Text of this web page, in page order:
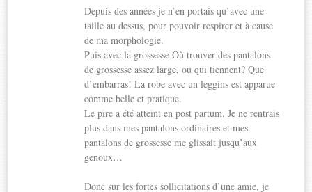
Depuis des années je n’en portais qu’avec une
taille au dessus, pour pouvoir respirer et à cause
de ma morphologie.
Puis avec la grossesse Où trouver des pantalons
de grossesse assez large, ou qui tiennent? Que
d’embarras! La robe avec un leggins est apparue
comme belle et pratique.
Le pire a été atteint en post partum. Je ne rentrais
plus dans mes pantalons ordinaires et mes
pantalons de grossesse me glissait jusqu’aux
genoux…
Donc sur les fortes sollicitations d’une amie, je